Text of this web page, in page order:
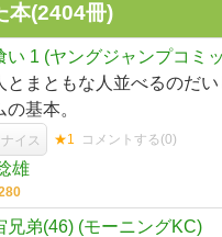
本(2404冊)
い 1 (ヤングジャンプコミ
とまともな人並べるのだ
の基本。
ナイス ★1 コメントする(0)
雄
兄弟(46) (モーニングKC)